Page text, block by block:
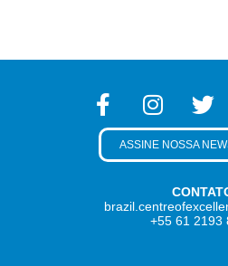
+55 61 2193
ASSINE NOSSA